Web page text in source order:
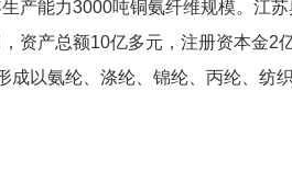
产能力3000吨铜氨纤维规模。江
资产总额10亿多元，注册资本金2
成以氨纶、涤纶、锦纶、丙纶、纺